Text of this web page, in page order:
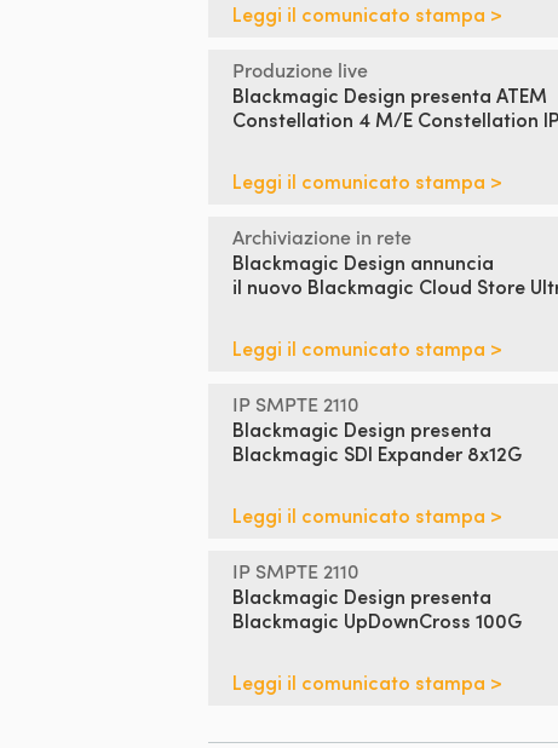
Leggi il comunicato stampa >
Produzione live
Blackmagic Design presenta ATEM
Constellation 4 M/E Constellation IP
Leggi il comunicato stampa >
Archiviazione in rete
Blackmagic Design annuncia
il nuovo Blackmagic Cloud Store
Leggi il comunicato stampa >
IP SMPTE 2110
Blackmagic Design presenta
Blackmagic SDI Expander 8x12G
Leggi il comunicato stampa >
IP SMPTE 2110
Blackmagic Design presenta
Blackmagic UpDownCross 100G
Leggi il comunicato stampa >